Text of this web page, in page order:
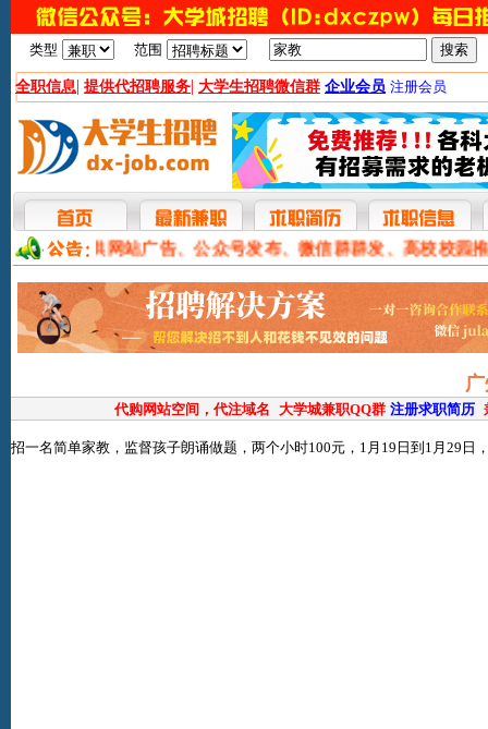
类型 范围
全职信息| 提供代招聘服务| 大学生招聘微信群 企业会员 注册会员
本网提供网站广告、公众号发布、微信群群发、高校校园
代购网站空间，代注域名 大学城兼职QQ群 注册求职简历
招一名简单家教，监督孩子朗诵做题，两个小时100元，1月19日到1月29